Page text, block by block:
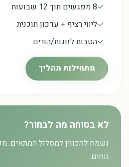
8 מפגשים תוך 12 שבועות
ליווי רציף + עדכון תוכנית
הטבות לזוגות/הורים
מתחילות תהליך
לא בטוחה מה לבחור?
נשמח להכווין למסלול המתאים.
נוחים.